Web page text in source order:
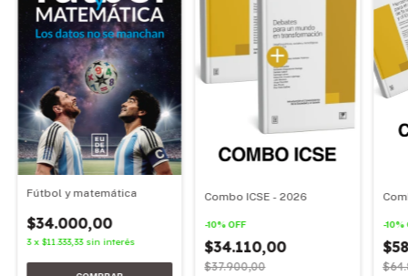
Fútbol y matemática
$34.000,00
3 x $11.333,33 sin interés
Combo ICSE - 2026
-10%OFF
$34.110,00
$37.900,00
-10%